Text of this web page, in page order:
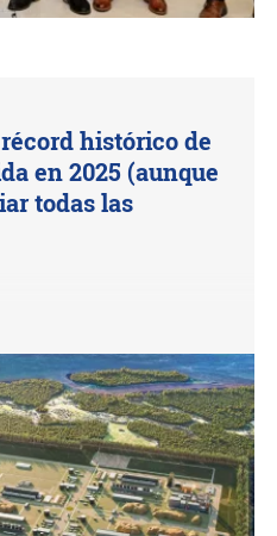
histórico de
en 2025 (aunque
todas las